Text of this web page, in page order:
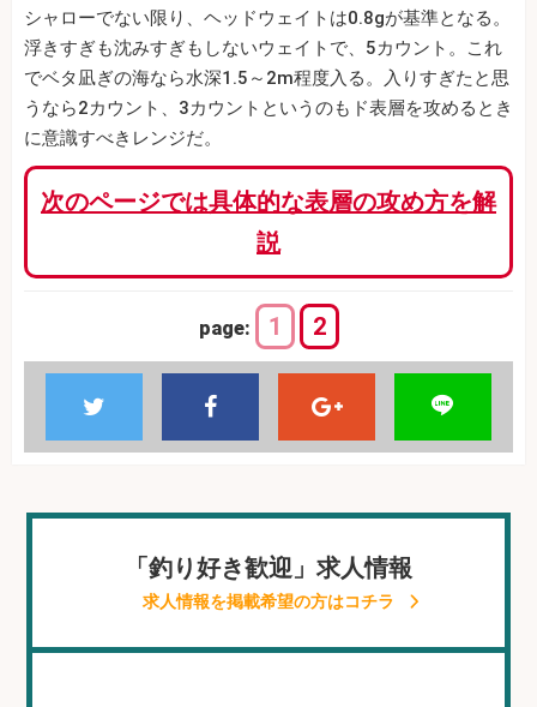
シャローでない限り、ヘッドウェイトは0.8gが基準となる。
浮きすぎも沈みすぎもしないウェイトで、5カウント。これ
でベタ凪ぎの海なら水深1.5～2m程度入る。入りすぎたと思
うなら2カウント、3カウントというのもド表層を攻めるとき
に意識すべきレンジだ。
次のページでは具体的な表層の攻め方を解
説
page: 1 2
「釣り好き歓迎」求人情報
求人情報を掲載希望の方はコチラ